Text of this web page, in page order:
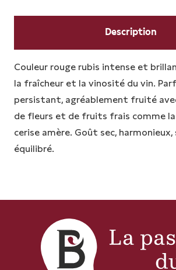
Description
Couleur rouge rubis intense et
la fraîcheur et la vinosité du vin.
persistant, agréablement fruité
de fleurs et de fruits frais comme
cerise amère. Goût sec,
équilibré.